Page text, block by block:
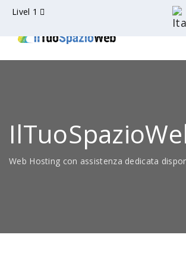
Livel 1
Web Hosting con assistenza dedicata